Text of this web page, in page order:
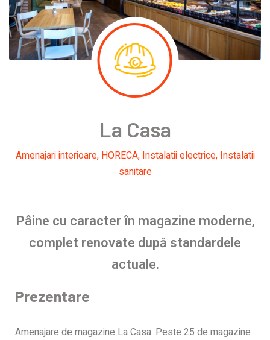
La Casa
Amenajari interioare, HORECA, Instalatii electrice, Instalatii
sanitare
Pâine cu caracter în magazine moderne,
complet renovate după standardele
actuale.
Prezentare
Amenajare de magazine La Casa. Peste 25 de magazine